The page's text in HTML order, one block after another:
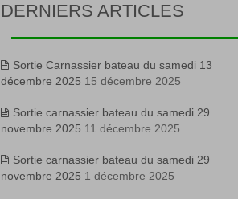
DERNIERS ARTICLES
Sortie Carnassier bateau du samedi 13
décembre 2025 15 décembre 2025
Sortie carnassier bateau du samedi 29
novembre 2025 11 décembre 2025
Sortie carnassier bateau du samedi 29
novembre 2025 1 décembre 2025